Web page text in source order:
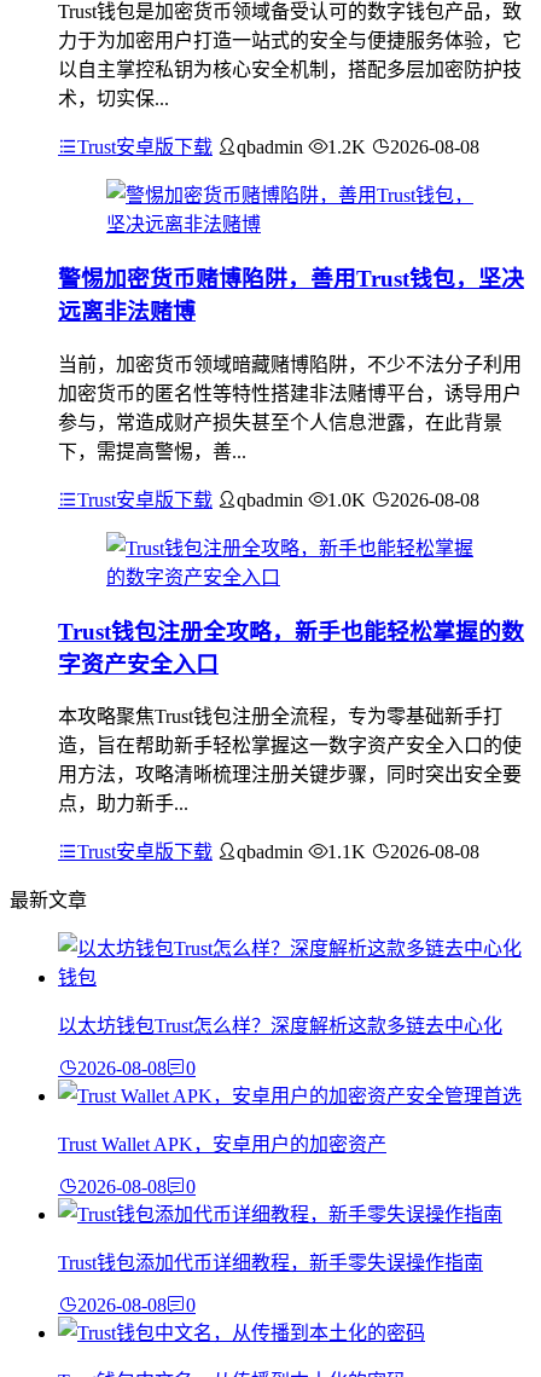
Trust钱包是加密货币领域备受认可的数字钱包产品，致
力于为加密用户打造一站式的安全与便捷服务体验，它
以自主掌控私钥为核心安全机制，搭配多层加密防护技
术，切实保...
Trust安卓版下载 qbadmin 1.2K 2026-08-08
警惕加密货币赌博陷阱，善用Trust钱包，坚决
远离非法赌博
当前，加密货币领域暗藏赌博陷阱，不少不法分子利用
加密货币的匿名性等特性搭建非法赌博平台，诱导用户
参与，常造成财产损失甚至个人信息泄露，在此背景
下，需提高警惕，善...
Trust安卓版下载 qbadmin 1.0K 2026-08-08
Trust钱包注册全攻略，新手也能轻松掌握的数
字资产安全入口
本攻略聚焦Trust钱包注册全流程，专为零基础新手打
造，旨在帮助新手轻松掌握这一数字资产安全入口的使
用方法，攻略清晰梳理注册关键步骤，同时突出安全要
点，助力新手...
Trust安卓版下载 qbadmin 1.1K 2026-08-08
最新文章
以太坊钱包Trust怎么样？深度解析这款多链去中心化
2026-08-08 0
Trust Wallet APK，安卓用户的加密资产
2026-08-08 0
Trust钱包添加代币详细教程，新手零失误操作指南
2026-08-08 0